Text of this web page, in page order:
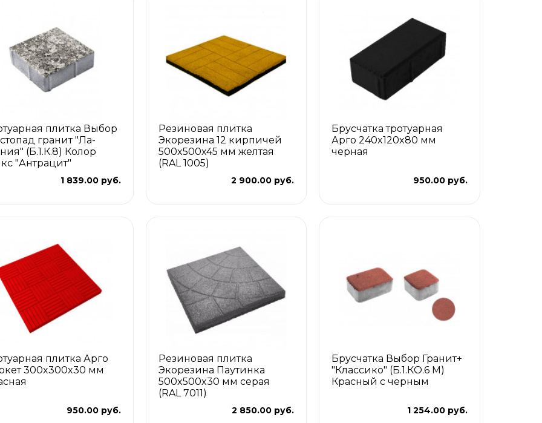
плитка Выбор
гранит "Ла-
(Б.1.К.8) Колор
"Антрацит"
1 839.00 руб.
Резиновая плитка
Экорезина 12 кирпичей
500x500x45 мм желтая
(RAL 1005)
2 900.00 руб.
Брусчатка тротуарная
Арго 240x120x80 мм
черная
950.00 руб.
плитка Арго
300x300x30 мм
950.00 руб.
Резиновая плитка
Экорезина Паутинка
500x500x30 мм серая
(RAL 7011)
2 850.00 руб.
Брусчатка Выбор Гранит+
"Классико" (Б.1.КО.6 М)
Красный с черным
1 254.00 руб.